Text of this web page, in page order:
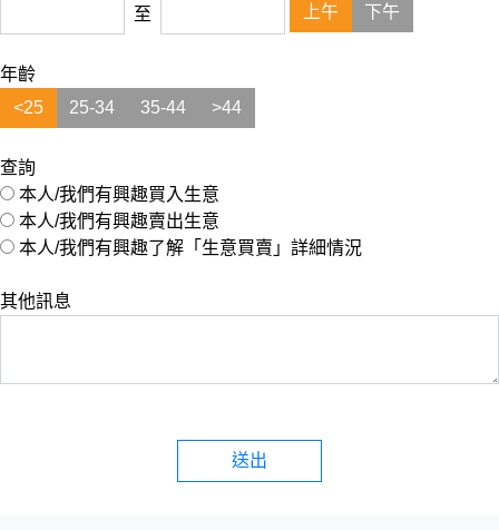
至
上午 下午
年齡
<25
25-34 35-44 >44
查詢
本人/我們有興趣買入生意
本人/我們有興趣賣出生意
本人/我們有興趣了解「生意買賣」詳細情況
其他訊息
送出